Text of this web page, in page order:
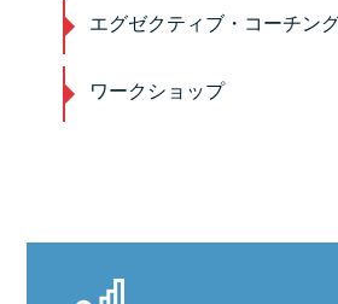
エグゼクティブ・コーチング
ワークショップ